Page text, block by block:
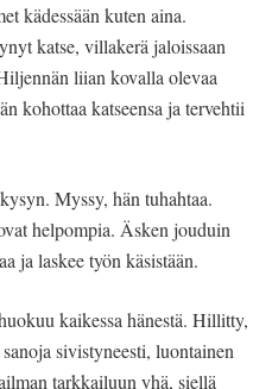
kädessään kuten aina.
katse, villakerä jaloissaan
liian kovalla olevaa
kohottaa katseensa ja tervehtii
Myssy, hän tuhahtaa.
helpompia. Äsken jouduin
ja laskee työn käsistään.
kaikessa hänestä. Hillitty,
sivistyneesti, luontainen
tarkkailuun yhä, siellä